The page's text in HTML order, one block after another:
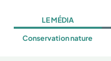
LE MÉDIA
Conservation nature